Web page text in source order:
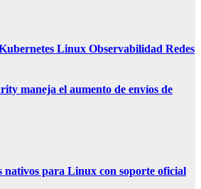
Linux Observabilidad Redes
maneja el aumento de envíos de
nativos para Linux con soporte oficial